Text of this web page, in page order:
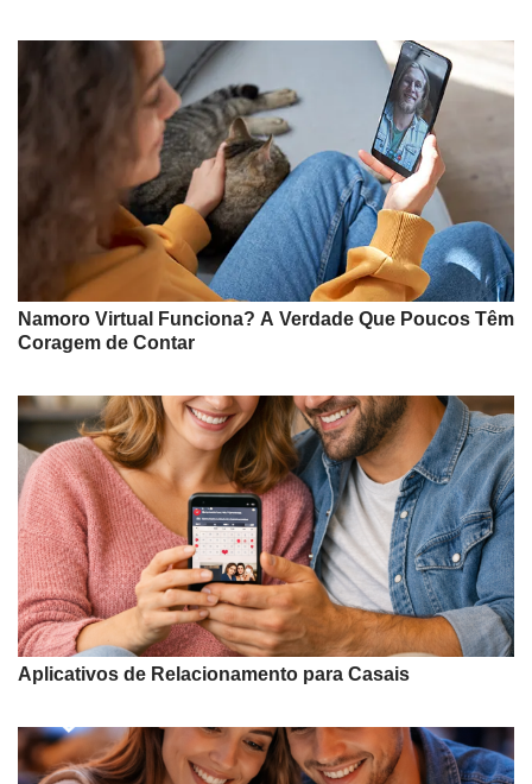
Namoro Virtual Funciona? A Verdade Que Poucos Têm
Coragem de Contar
Aplicativos de Relacionamento para Casais